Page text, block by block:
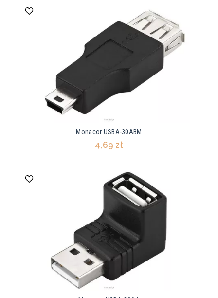
Monacor USBA-30ABM
4,69 zł